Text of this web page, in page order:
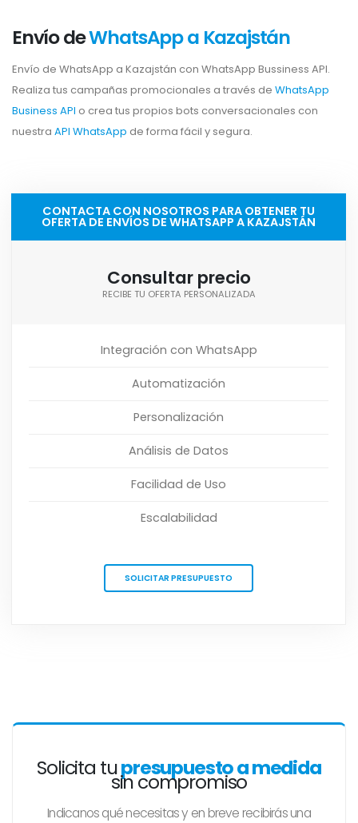
Envío deWhatsApp a Kazajstán
Envío de WhatsApp a Kazajstán con WhatsApp Bussiness API.
Realiza tus campañas promocionales a través de WhatsApp
Business API o crea tus propios bots conversacionales con
nuestra API WhatsApp de forma fácil y segura.
CONTACTA CON NOSOTROS PARA OBTENER TU
OFERTA DE ENVÍOS DE WHATSAPP A KAZAJSTÁN
Consultar precio
RECIBE TU OFERTA PERSONALIZADA
Integración con WhatsApp
Automatización
Personalización
Análisis de Datos
Facilidad de Uso
Escalabilidad
SOLICITAR PRESUPUESTO
Solicita tupresupuesto a medida
sin compromiso
Indicanos qué necesitas y en breve recibirás una